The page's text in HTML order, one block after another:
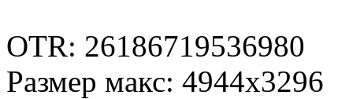
OTR: 26186719536980
Размер макс: 4944x3296